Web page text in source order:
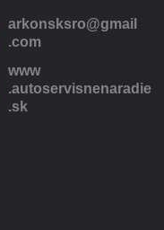
arkonsksro​@gmail​
.com
www​
.autoservisnenaradie​
.sk